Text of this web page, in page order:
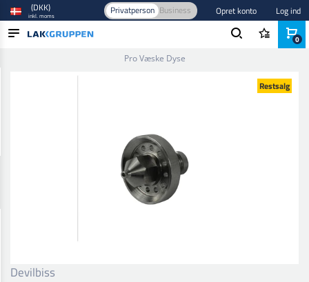
(DKK)
inkl. moms Privatperson Business Opret konto Log ind
Pro Væske Dyse
Restsalg
Devilbiss
0